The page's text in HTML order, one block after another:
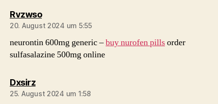
Rvzwsosagt:
20. August 2024 um 5:55
neurontin 600mg generic –buy nurofen pillsorder
sulfasalazine 500mg online
Dxsirzsagt:
25. August 2024 um 1:58